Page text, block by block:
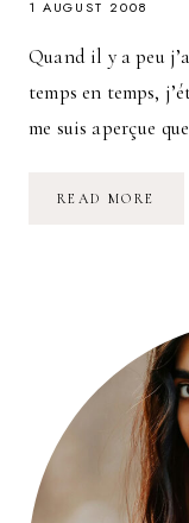
1 AUGUST 2008
Quand il y a peu
temps en temps,
me suis aperçue
READ MORE